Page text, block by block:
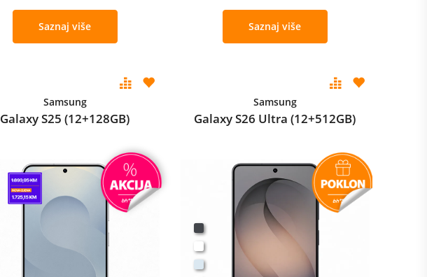
Saznaj više Saznaj više
Samsung
Galaxy S25 (12+128GB)
Samsung
Galaxy S26 Ultra (12+512GB)